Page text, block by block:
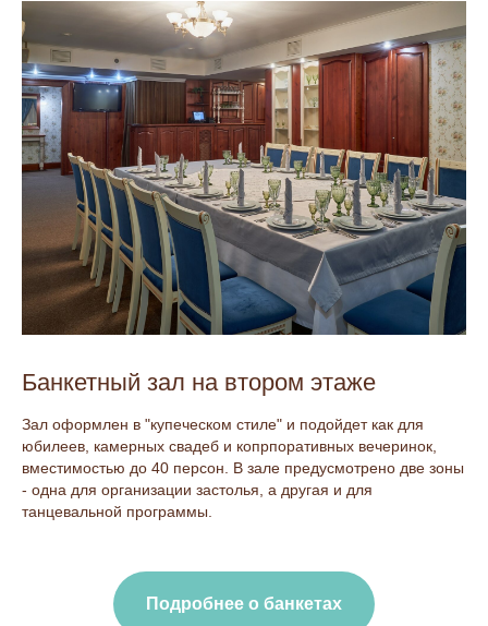
Банкетный зал на втором этаже
Зал оформлен в "купеческом стиле" и подойдет как для
юбилеев, камерных свадеб и копрпоративных вечеринок,
вместимостью до 40 персон. В зале предусмотрено две зоны
- одна для организации застолья, а другая и для
танцевальной программы.
Подробнее о банкетах